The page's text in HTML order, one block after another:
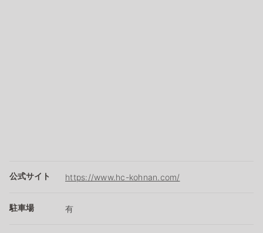
公式サイト https://www.hc-kohnan.com/
駐車場 有